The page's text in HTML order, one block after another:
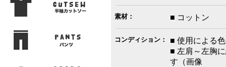
素材： ■ コットン
コンディション：
■ 使用による
■ 左肩～左胸
す（画像